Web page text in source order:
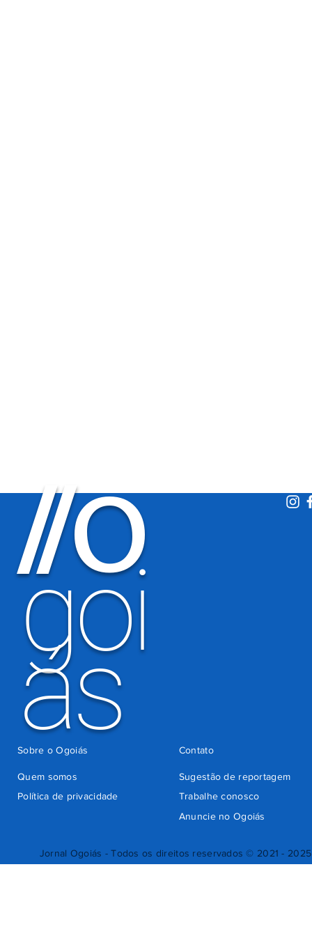
Jornal Ogoiás - Todos os direitos reservados © 2021 - 2025
//O
goi
ás
Quem somos
Sugestão de reportagem
Trabalhe conosco
Política de privacidade
Anuncie no Ogoiás
Contato
Sobre o Ogoiás